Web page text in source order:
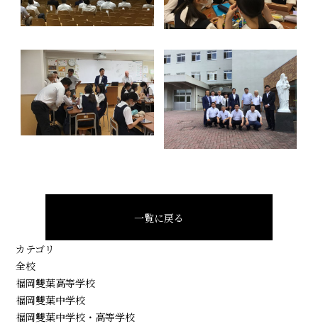
一覧に戻る
カテゴリ
全校
福岡雙葉高等学校
福岡雙葉中学校
福岡雙葉中学校・高等学校